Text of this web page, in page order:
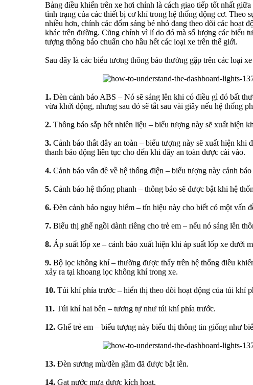
Bảng điều khiển trên xe hơi chính là cách giao tiếp tốt nhất
tình trạng của các thiết bị cơ khí trong hệ thống động cơ. Theo
nhiều hơn, chính các đốm sáng bé nhỏ đang theo dõi các hoạt
khác trên đường. Cũng chính vì lí do đó mà số lượng các biểu
tượng thông báo chuẩn cho hầu hết các loại xe trên thế giới.
Sau đây là các biểu tương thông báo thường gặp trên các loại
1. Đèn cảnh báo ABS – Nó sẽ sáng lên khi có điều gì đó bất
vừa khởi động, nhưng sau đó sẽ tắt sau vài giây nếu hệ thống
2. Thông báo sắp hết nhiên liệu – biểu tượng này sẽ xuất hiện
3. Cảnh báo thắt dây an toàn – biểu tượng này sẽ xuất hiện
thanh báo động liên tục cho đến khi dây an toàn được cài vào.
4. Cảnh báo vấn đề về hệ thống điện – biểu tượng này cảnh
5. Cảnh báo hệ thống phanh – thông báo sẽ được bật khi hệ
6. Đèn cảnh báo nguy hiểm – tín hiệu này cho biết có một vấn
7. Biểu thị ghế ngồi dành riêng cho trẻ em – nếu nó sáng lên
8. Áp suất lốp xe – cảnh báo xuất hiện khi áp suất lốp xe dưới
9. Bộ lọc không khí – thường được thấy trên hệ thống điều
xảy ra tại khoang lọc không khí trong xe.
10. Túi khí phía trước – hiển thị theo dõi hoạt động của túi khí
11. Túi khí hai bên – tương tự như túi khí phía trước.
12. Ghế trẻ em – biểu tượng này biểu thị thông tin giống như
13. Đèn sương mù/đèn gầm đã được bật lên.
14. Gạt nước mưa được kích hoạt.